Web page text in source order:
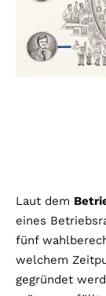
Laut dem
eines
fünf
welchem
gegründet